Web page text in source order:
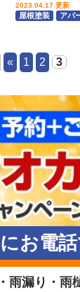
2023.04.17 更新
屋根塗装 アパ
« 1 2 3
お電
雨漏り・雨